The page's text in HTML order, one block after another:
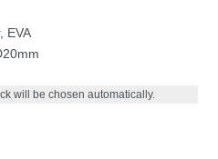
EVA
will be chosen automatically.